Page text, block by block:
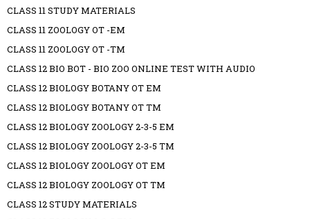
CLASS 11 STUDY MATERIALS
CLASS 11 ZOOLOGY OT -EM
CLASS 11 ZOOLOGY OT -TM
CLASS 12 BIO BOT - BIO ZOO ONLINE TEST WITH AUDIO
CLASS 12 BIOLOGY BOTANY OT EM
CLASS 12 BIOLOGY BOTANY OT TM
CLASS 12 BIOLOGY ZOOLOGY 2-3-5 EM
CLASS 12 BIOLOGY ZOOLOGY 2-3-5 TM
CLASS 12 BIOLOGY ZOOLOGY OT EM
CLASS 12 BIOLOGY ZOOLOGY OT TM
CLASS 12 STUDY MATERIALS